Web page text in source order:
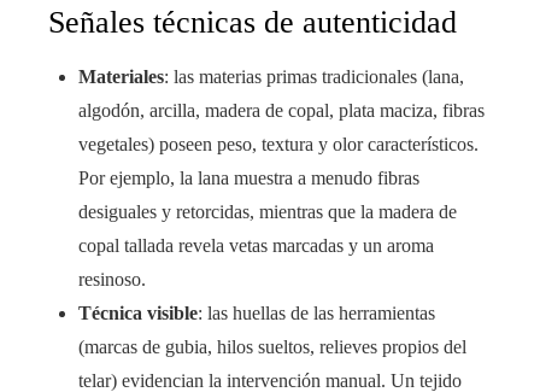
Señales técnicas de autenticidad
Materiales: las materias primas tradicionales (lana,
algodón, arcilla, madera de copal, plata maciza, fibras
vegetales) poseen peso, textura y olor característicos.
Por ejemplo, la lana muestra a menudo fibras
desiguales y retorcidas, mientras que la madera de
copal tallada revela vetas marcadas y un aroma
resinoso.
Técnica visible: las huellas de las herramientas
(marcas de gubia, hilos sueltos, relieves propios del
telar) evidencian la intervención manual. Un tejido